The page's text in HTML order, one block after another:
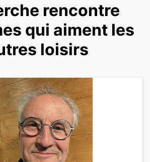
rencontre
qui aiment les
loisirs